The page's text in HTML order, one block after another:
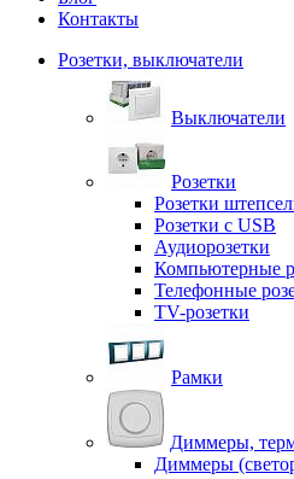
Контакты
Розетки, выключатели
Выключатели
Розетки
Розетки
Розетки с USB
Аудиорозетки
Компьютерные
Телефонные
TV-розетки
Рамки
Диммеры,
Диммеры